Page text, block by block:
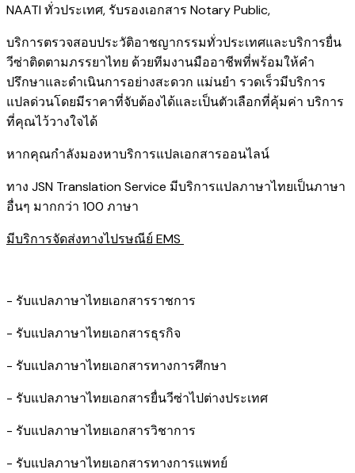
NAATI ​ทั่วประเทศ, รับรองเอกสาร Notary Public,
บริการตรวจสอบประวัติอาชญากรรม​ทั่วประเทศและบริการยื่น
วีซ่าติดตามภรรยาไทย ด้วยทีมงานมืออาชีพที่พร้อมให้คำ
ปรึกษาและดำเนินการอย่างสะดวก แม่นยำ รวดเร็วมีบริการ
แปลด่วนโดยมีราคาที่จับต้องได้และเป็นตัวเลือกที่คุ้มค่า บริการ
ที่คุณไว้วางใจได้
หากคุณกำลังมองหาบริการแปลเอกสารออนไลน์
ทาง JSN Translation Service มีบริการแปลภาษาไทยเป็นภาษา
อื่นๆ มากกว่า 100 ภาษา
มีบริการจัดส่งทางไปรษณีย์ EMS
- รับแปลภาษาไทยเอกสารราชการ
- รับแปลภาษาไทยเอกสารธุรกิจ
- รับแปลภาษาไทยเอกสารทางการศึกษา
- รับแปลภาษาไทยเอกสารยื่นวีซ่าไปต่างประเทศ
- รับแปลภาษาไทยเอกสารวิชาการ
- รับแปลภาษาไทยเอกสารทางการแพทย์